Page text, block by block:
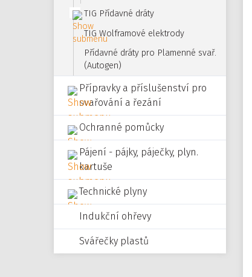
TIG Přídavné dráty
TIG Wolframové elektrody
Přídavné dráty pro Plamenné svař.
(Autogen)
Přípravky a příslušenství pro
svařování a řezání
Ochranné pomůcky
Pájení - pájky, páječky, plyn.
kartuše
Technické plyny
Indukční ohřevy
Svářečky plastů